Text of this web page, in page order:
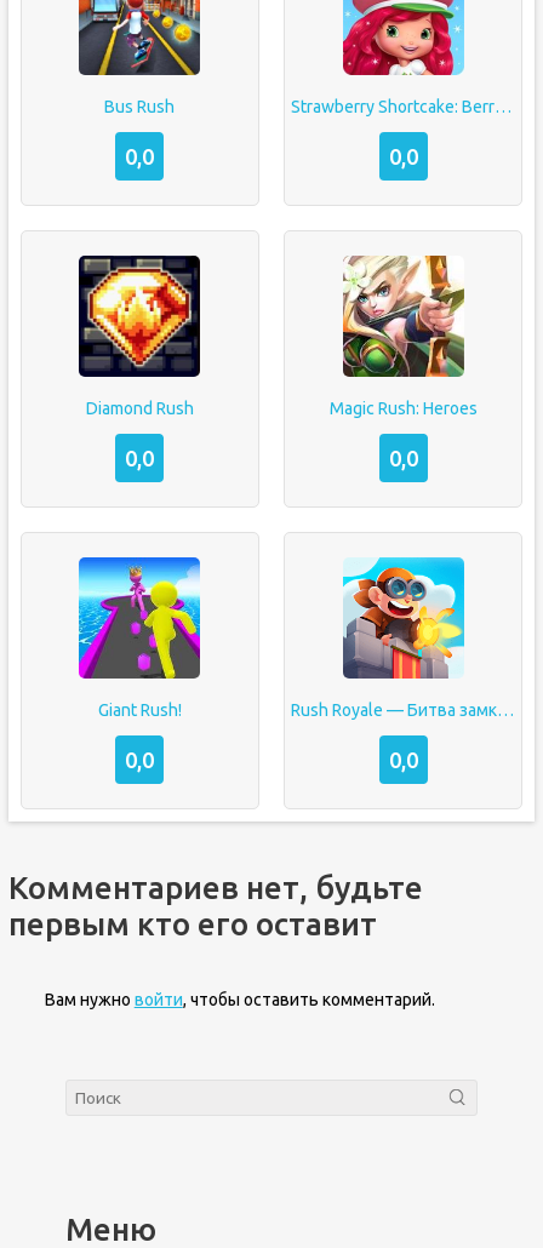
Bus Rush
0,0
Strawberry Shortcake: Berry Rush
0,0
Diamond Rush
0,0
Magic Rush: Heroes
0,0
Giant Rush!
0,0
Rush Royale — Битва замков
0,0
Комментариев нет, будьте
первым кто его оставит
Вам нужно войти, чтобы оставить комментарий.
Меню